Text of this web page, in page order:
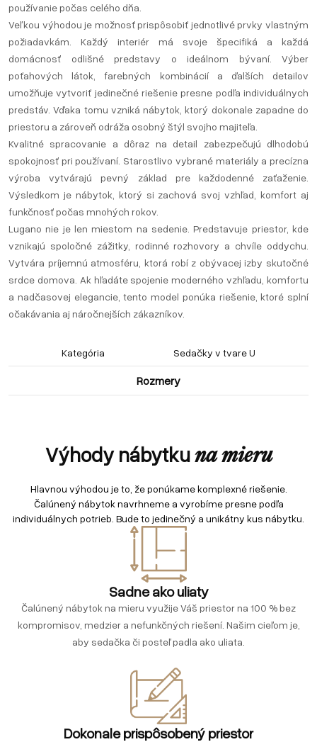
používanie počas celého dňa.
Veľkou výhodou je možnosť prispôsobiť jednotlivé prvky vlastným
požiadavkám. Každý interiér má svoje špecifiká a každá
domácnosť odlišné predstavy o ideálnom bývaní. Výber
poťahových látok, farebných kombinácií a ďalších detailov
umožňuje vytvoriť jedinečné riešenie presne podľa individuálnych
predstáv. Vďaka tomu vzniká nábytok, ktorý dokonale zapadne do
priestoru a zároveň odráža osobný štýl svojho majiteľa.
Kvalitné spracovanie a dôraz na detail zabezpečujú dlhodobú
spokojnosť pri používaní. Starostlivo vybrané materiály a precízna
výroba vytvárajú pevný základ pre každodenné zaťaženie.
Výsledkom je nábytok, ktorý si zachová svoj vzhľad, komfort aj
funkčnosť počas mnohých rokov.
Lugano nie je len miestom na sedenie. Predstavuje priestor, kde
vznikajú spoločné zážitky, rodinné rozhovory a chvíle oddychu.
Vytvára príjemnú atmosféru, ktorá robí z obývacej izby skutočné
srdce domova. Ak hľadáte spojenie moderného vzhľadu, komfortu
a nadčasovej elegancie, tento model ponúka riešenie, ktoré splní
očakávania aj náročnejších zákazníkov.
Kategória Sedačky v tvare U
Rozmery
Výhody nábytkuna mieru
Hlavnou výhodou je to, že ponúkame komplexné riešenie.
Čalúnený nábytok navrhneme a vyrobíme presne podľa
individuálnych potrieb. Bude to jedinečný a unikátny kus nábytku.
Sadne ako uliaty
Čalúnený nábytok na mieru využije Váš priestor na 100 % bez
kompromisov, medzier a nefunkčných riešení. Našim cieľom je,
aby sedačka či posteľ padla ako uliata.
Dokonale prispôsobený priestor